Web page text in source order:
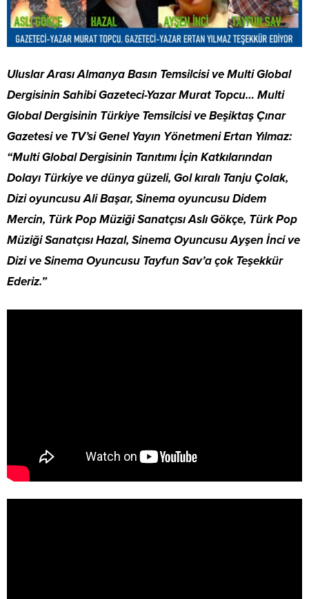
Uluslar Arası Almanya Basın Temsilcisive Multi Global
DergisininSahibi Gazeteci-Yazar MuratTopcu… Multi
Global Dergisinin Türkiye Temsilcisi ve Beşiktaş Çınar
Gazetesi ve TV’si Genel Yayın Yönetmeni Ertan Yılmaz:
“Multi Global Dergisinin Tanıtımı İçin Katkılarından
Dolayı Türkiye ve dünya güzeli, Gol kıralı Tanju Çolak,
Dizi oyuncusu Ali Başar, Sinema oyuncusu Didem
Mercin, Türk Pop Müziği Sanatçısı Aslı Gökçe, Türk Pop
Müziği Sanatçısı Hazal, Sinema Oyuncusu Ayşen İnci ve
Dizi ve Sinema Oyuncusu Tayfun Sav’a çok Teşekkür
Ederiz.”